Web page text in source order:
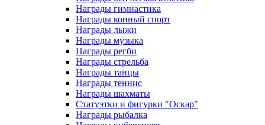
Награды гимнастика
Награды конный спорт
Награды лыжи
Награды музыка
Награды регби
Награды стрельба
Награды танцы
Награды теннис
Награды шахматы
Статуэтки и фигурки "Оскар"
Награды рыбалка